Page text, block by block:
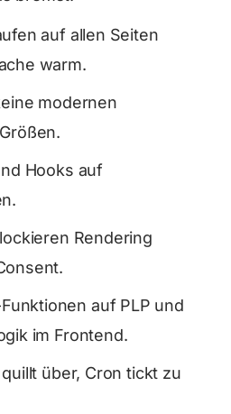
auf allen Seiten
warm.
modernen
Hooks auf
Rendering
auf PLP und
im Frontend.
über, Cron tickt zu